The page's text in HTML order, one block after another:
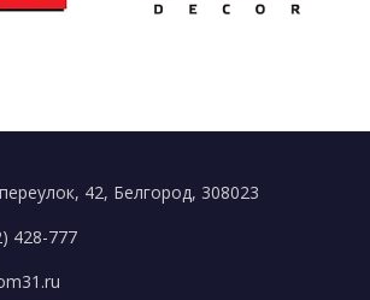
42, Белгород, 308023
428-777